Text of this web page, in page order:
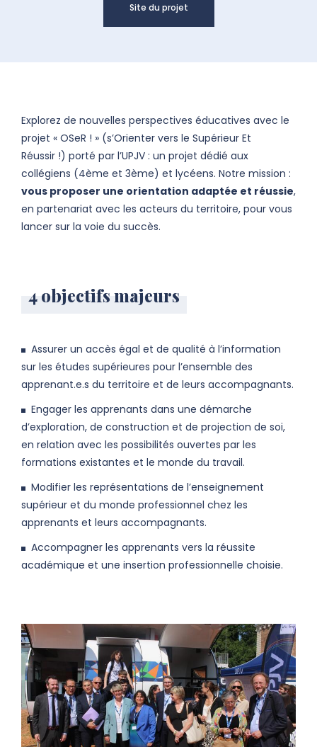
Site du projet
Explorez de nouvelles perspectives éducatives avec le
projet « OSeR ! » (s’Orienter vers le Supérieur Et
Réussir !) porté par l’UPJV : un projet dédié aux
collégiens (4ème et 3ème) et lycéens. Notre mission :
vous proposer une orientation adaptée et réussie,
en partenariat avec les acteurs du territoire, pour vous
lancer sur la voie du succès.
4 objectifs majeurs
Assurer un accès égal et de qualité à l’information
sur les études supérieures pour l’ensemble des
apprenant.e.s du territoire et de leurs accompagnants.
Engager les apprenants dans une démarche
d’exploration, de construction et de projection de soi,
en relation avec les possibilités ouvertes par les
formations existantes et le monde du travail.
Modifier les représentations de l’enseignement
supérieur et du monde professionnel chez les
apprenants et leurs accompagnants.
Accompagner les apprenants vers la réussite
académique et une insertion professionnelle choisie.